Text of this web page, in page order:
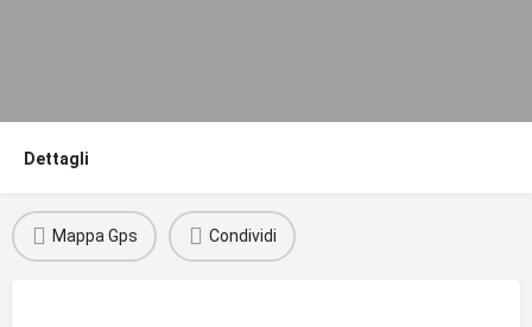
Dettagli
Mappa Gps Condividi